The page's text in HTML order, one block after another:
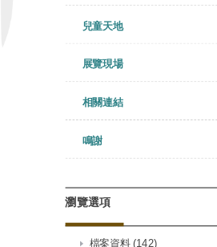
兒童天地
展覽現場
相關連結
鳴謝
瀏覽選項
檔案資料 (142)